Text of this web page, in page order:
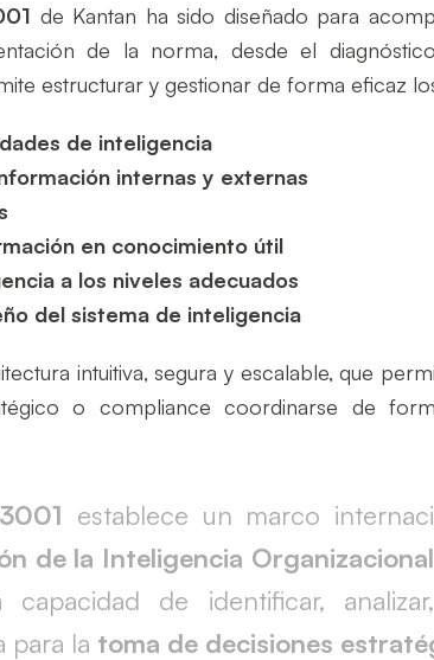
de Kantan ha sido diseñado para
de la norma, desde el
estructurar y gestionar de forma eficaz
de inteligencia
internas y externas
en conocimiento útil
a los niveles adecuados
del sistema de inteligencia
intuitiva, segura y escalable, que
o compliance coordinarse de
establece un marco
de la Inteligencia
capacidad de identificar,
para la toma de decisiones